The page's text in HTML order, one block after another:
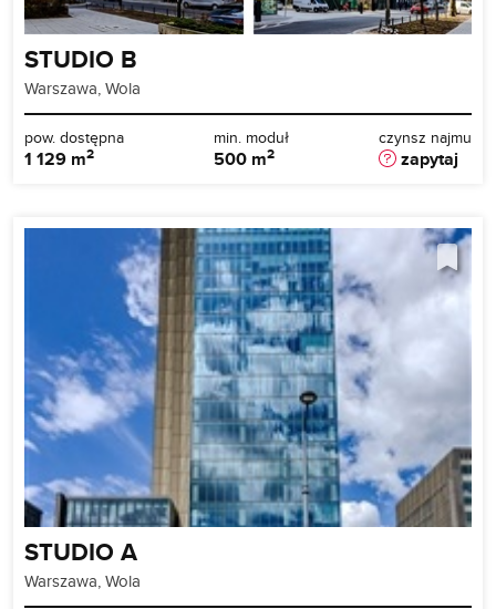
STUDIO B
Warszawa, Wola
pow. dostępna
1 129 m2
min. moduł
500 m2
czynsz najmu
zapytaj
STUDIO A
Warszawa, Wola